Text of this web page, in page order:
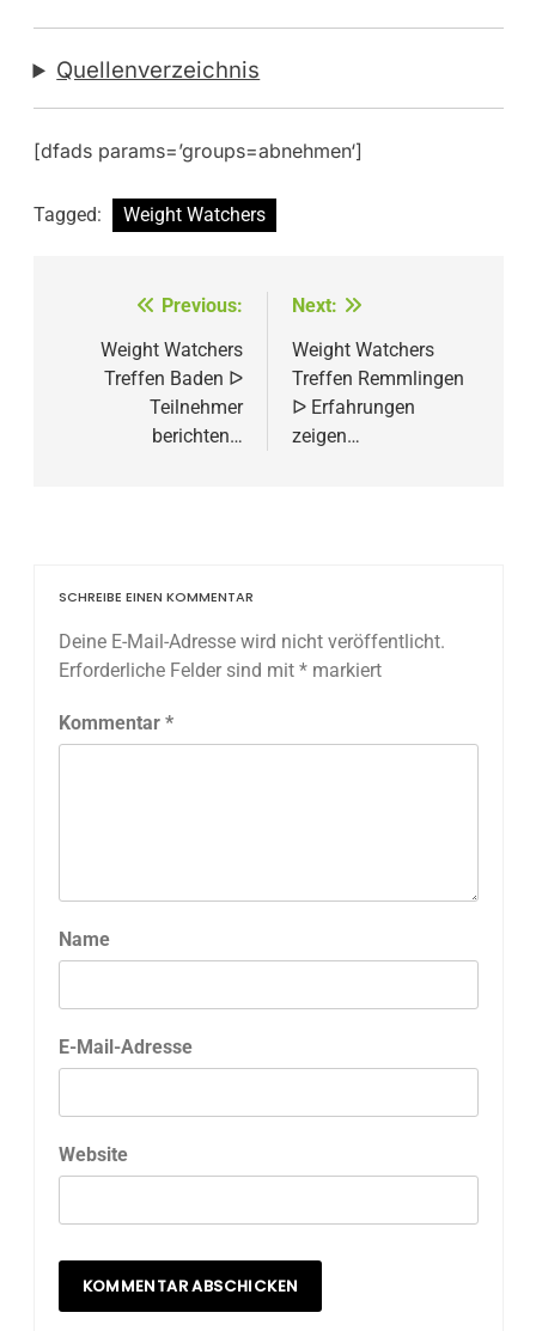
Quellenverzeichnis
[dfads params=’groups=abnehmen‘]
Tagged: Weight Watchers
Beitragsnavigation
Previous:
Weight Watchers
Treffen Baden ᐅ
Teilnehmer
berichten…
Next:
Weight Watchers
Treffen Remmlingen
ᐅ Erfahrungen
zeigen…
SCHREIBE EINEN KOMMENTAR
Deine E-Mail-Adresse wird nicht veröffentlicht.
Erforderliche Felder sind mit *markiert
Kommentar *
Name
E-Mail-Adresse
Website